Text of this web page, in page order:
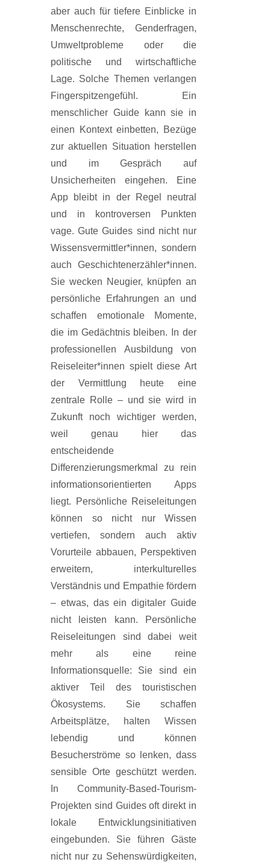
aber auch für tiefere Einblicke in
Menschenrechte, Genderfragen,
Umweltprobleme oder die
politische und wirtschaftliche
Lage. Solche Themen verlangen
Fingerspitzengefühl. Ein
menschlicher Guide kann sie in
einen Kontext einbetten, Bezüge
zur aktuellen Situation herstellen
und im Gespräch auf
Unsicherheiten eingehen. Eine
App bleibt in der Regel neutral
und in kontroversen Punkten
vage. Gute Guides sind nicht nur
Wissensvermittler*innen, sondern
auch Geschichtenerzähler*innen.
Sie wecken Neugier, knüpfen an
persönliche Erfahrungen an und
schaffen emotionale Momente,
die im Gedächtnis bleiben. In der
professionellen Ausbildung von
Reiseleiter*innen spielt diese Art
der Vermittlung heute eine
zentrale Rolle – und sie wird in
Zukunft noch wichtiger werden,
weil genau hier das
entscheidende
Differenzierungsmerkmal zu rein
informationsorientierten Apps
liegt. Persönliche Reiseleitungen
können so nicht nur Wissen
vertiefen, sondern auch aktiv
Vorurteile abbauen, Perspektiven
erweitern, interkulturelles
Verständnis und Empathie fördern
– etwas, das ein digitaler Guide
nicht leisten kann. Persönliche
Reiseleitungen sind dabei weit
mehr als eine reine
Informationsquelle: Sie sind ein
aktiver Teil des touristischen
Ökosystems. Sie schaffen
Arbeitsplätze, halten Wissen
lebendig und können
Besucherströme so lenken, dass
sensible Orte geschützt werden.
In Community-Based-Tourism-
Projekten sind Guides oft direkt in
lokale Entwicklungsinitiativen
eingebunden. Sie führen Gäste
nicht nur zu Sehenswürdigkeiten,